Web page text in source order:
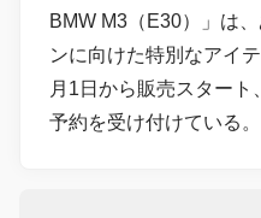
BMW M3（E30）」は
ンに向けた特別なアイ
月1日から販売スター
予約を受け付けている。